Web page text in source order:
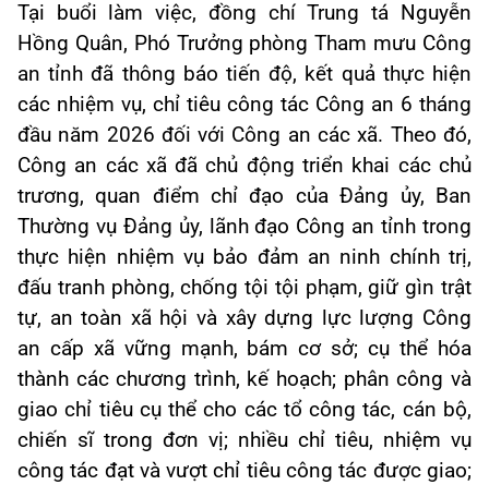
Tại buổi làm việc, đồng chí Trung tá Nguyễn
Hồng Quân, Phó Trưởng phòng Tham mưu Công
an tỉnh đã thông báo tiến độ, kết quả thực hiện
các nhiệm vụ, chỉ tiêu công tác Công an 6 tháng
đầu năm 2026 đối với Công an các xã. Theo đó,
Công an các xã đã chủ động triển khai các chủ
trương, quan điểm chỉ đạo của Đảng ủy, Ban
Thường vụ Đảng ủy, lãnh đạo Công an tỉnh trong
thực hiện nhiệm vụ bảo đảm an ninh chính trị,
đấu tranh phòng, chống tội tội phạm, giữ gìn trật
tự, an toàn xã hội và xây dựng lực lượng Công
an cấp xã vững mạnh, bám cơ sở; cụ thể hóa
thành các chương trình, kế hoạch; phân công và
giao chỉ tiêu cụ thể cho các tổ công tác, cán bộ,
chiến sĩ trong đơn vị; nhiều chỉ tiêu, nhiệm vụ
công tác đạt và vượt chỉ tiêu công tác được giao;